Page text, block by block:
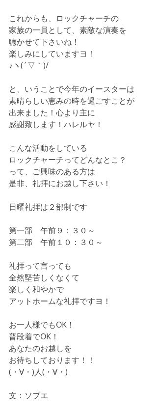
これからも、ロックチャーチの
家族の一員として、素敵な演奏を
聴かせて下さいね！
楽しみにしていますヨ！
♪ヽ(´▽｀)/
と、いうことで今年のイースターは
素晴らしい恵みの時を過ごすことが
出来ました！心より主に
感謝致します！ハレルヤ！
こんな活動をしている
ロックチャーチってどんなとこ？
って、ご興味のある方は
是非、礼拝にお越し下さい！
日曜礼拝は２部制です
第一部　午前９：３０～
第二部　午前１０：３０～
礼拝って言っても
全然堅苦しくなくて
楽しく和やかで
アットホームな礼拝ですヨ！
お一人様でもOK！
普段着でOK！
あなたのお越しを
お待ちしております！！
(・∀・)人(・∀・)
文：ソブエ